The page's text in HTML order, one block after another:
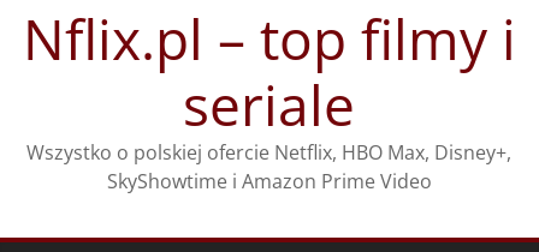
treściNflix.pl – top filmy i
seriale
Wszystko o polskiej ofercie Netflix, HBO Max, Disney+,
SkyShowtime i Amazon Prime Video